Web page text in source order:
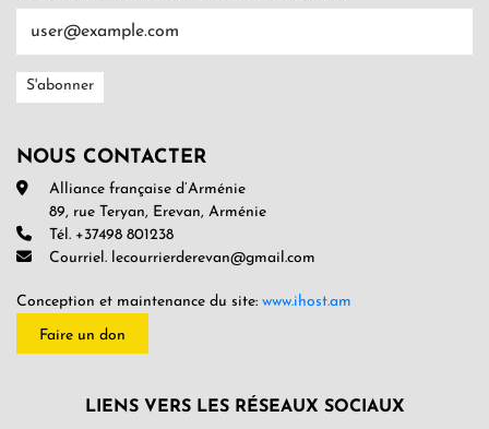
NOUS CONTACTER
Alliance française d’Arménie
89, rue Teryan, Erevan, Arménie
Tél. +37498 801238
Courriel. lecourrierderevan@gmail.com
Conception et maintenance du site: www.ihost.am
Faire un don
LIENS VERS LES RÉSEAUX SOCIAUX